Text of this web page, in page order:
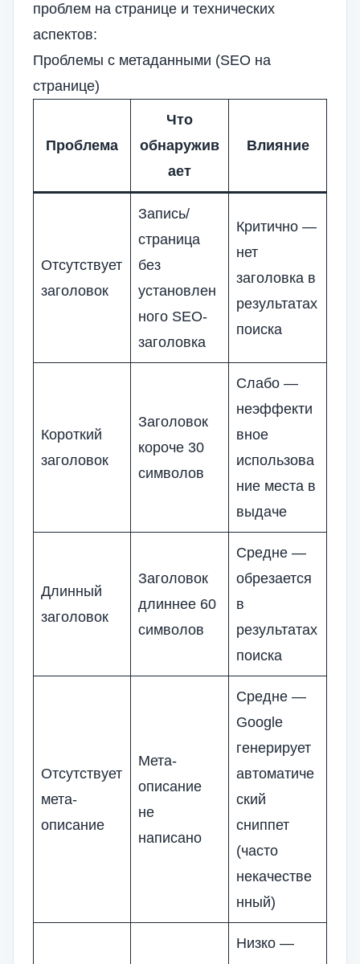
проблем на странице и технических
аспектов:
Проблемы с метаданными (SEO на
странице)
Проблема
Что
обнаружив
ает
Влияние
Отсутствует
заголовок
Запись/
страница
без
установлен
ного SEO-
заголовка
Критично —
нет
заголовка в
результатах
поиска
Короткий
заголовок
Заголовок
короче 30
символов
Слабо —
неэффекти
вное
использова
ние места в
выдаче
Длинный
заголовок
Заголовок
длиннее 60
символов
Средне —
обрезается
в
результатах
поиска
Отсутствует
мета-
описание
Мета-
описание
не
написано
Средне —
Google
генерирует
автоматиче
ский
сниппет
(часто
некачестве
нный)
Низко —